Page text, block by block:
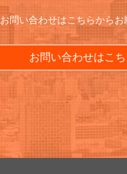
お問い合わせはこちらからお
お問い合わせはこち